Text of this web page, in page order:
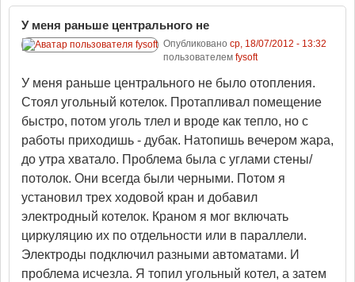
У меня раньше центрального не
Опубликовано ср, 18/07/2012 - 13:32
пользователем fysoft
У меня раньше центрального не было отопления.
Стоял угольный котелок. Протапливал помещение
быстро, потом уголь тлел и вроде как тепло, но с
работы приходишь - дубак. Натопишь вечером жара,
до утра хватало. Проблема была с углами стены/
потолок. Они всегда были черными. Потом я
установил трех ходовой кран и добавил
электродный котелок. Краном я мог включать
циркуляцию их по отдельности или в параллели.
Электроды подключил разными автоматами. И
проблема исчезла. Я топил угольный котел, а затем